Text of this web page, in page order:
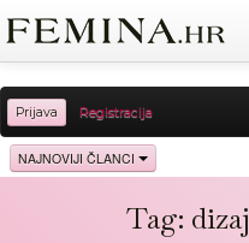
Prijava Registracija
Sreća
Ljubav
NAJNOVIJI ČLANCI
Tag: